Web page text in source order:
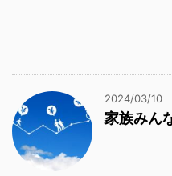
2024/03/10
家族みん